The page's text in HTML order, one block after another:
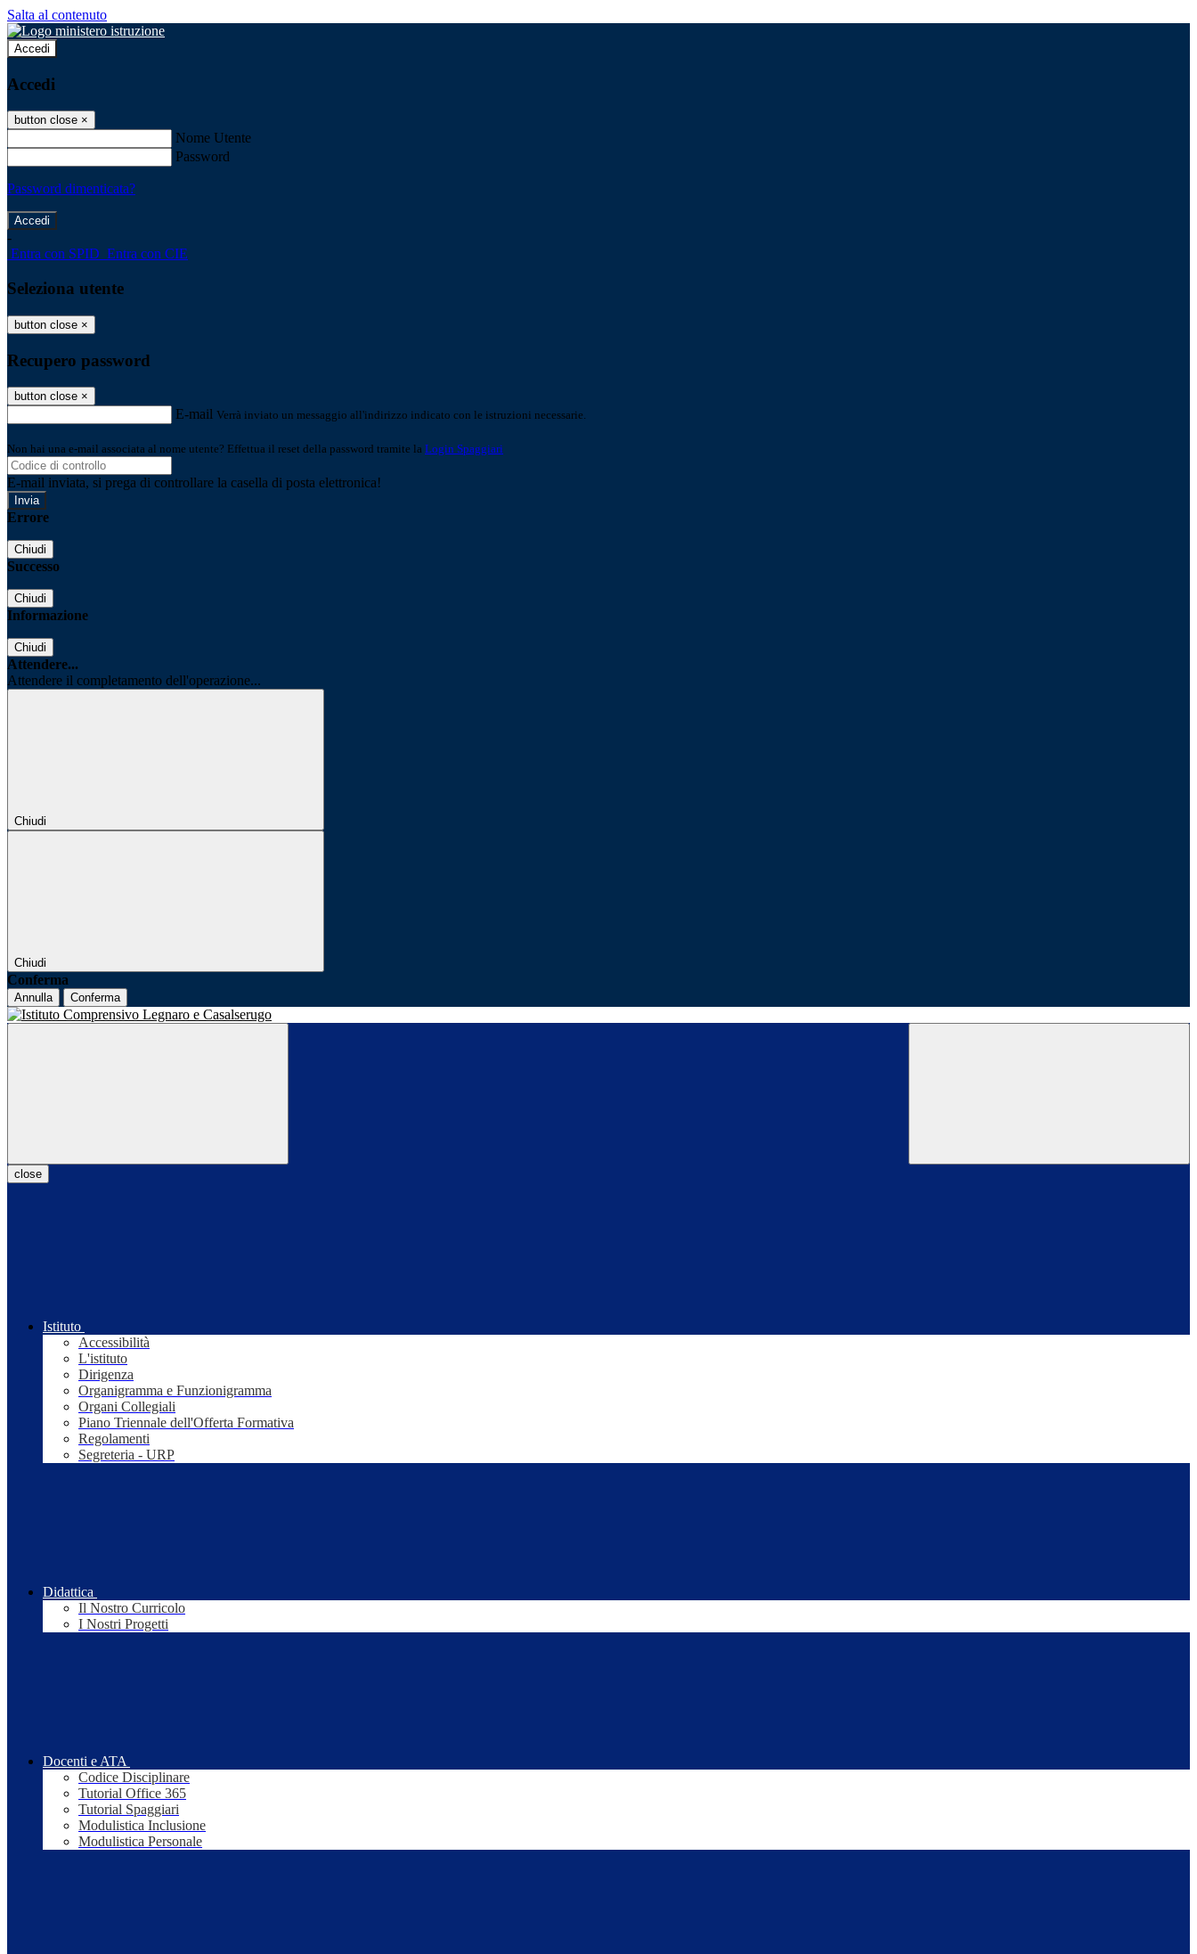
Salta al contenuto
Accedi
Accedi
button close ×
Nome Utente
Password
Password dimenticata?
-
Entra con SPID Entra con CIE
Seleziona utente
button close ×
Recupero password
button close ×
E-mail Verrà inviato un messaggio all'indirizzo indicato con le istruzioni necessarie.
Non hai una e-mail associata al nome utente? Effettua il reset della password tramite la Login Spaggiari
E-mail inviata, si prega di controllare la casella di posta elettronica!
Errore
Chiudi
Successo
Chiudi
Informazione
Chiudi
Attendere...
Attendere il completamento dell'operazione...
Chiudi
Chiudi
Conferma
Annulla Conferma
close
Istituto
Accessibilità
L'istituto
Dirigenza
Organigramma e Funzionigramma
Organi Collegiali
Piano Triennale dell'Offerta Formativa
Regolamenti
Segreteria - URP
Didattica
Il Nostro Curricolo
I Nostri Progetti
Docenti e ATA
Codice Disciplinare
Tutorial Office 365
Tutorial Spaggiari
Modulistica Inclusione
Modulistica Personale